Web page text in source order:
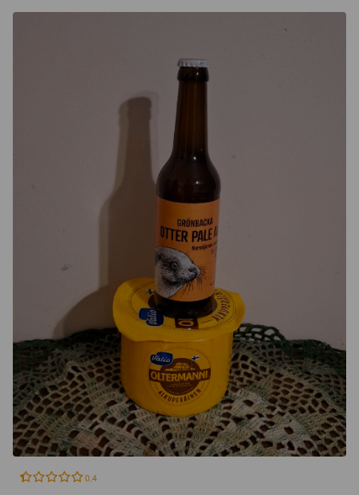
0.4